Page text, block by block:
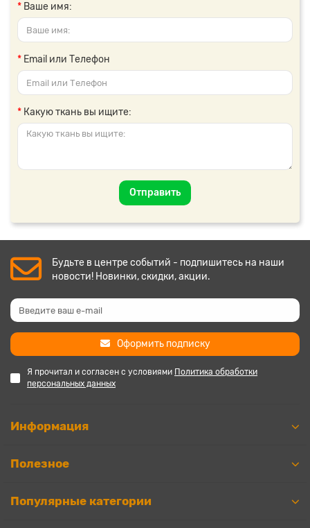
Ваше имя:
Email или Телефон
Какую ткань вы ищите:
Отправить
Будьте в центре событий - подпишитесь на наши
новости! Новинки, скидки, акции.
Оформить подписку
Я прочитал и согласен с условиями Политика обработки
персональных данных
Информация
Полезное
Популярные категории